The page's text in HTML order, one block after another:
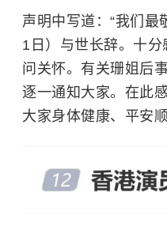
声明中写道：“我们最
1日）与世长辞。十
问关怀。有关珊姐后
逐一通知大家。在此
大家身体健康、平安